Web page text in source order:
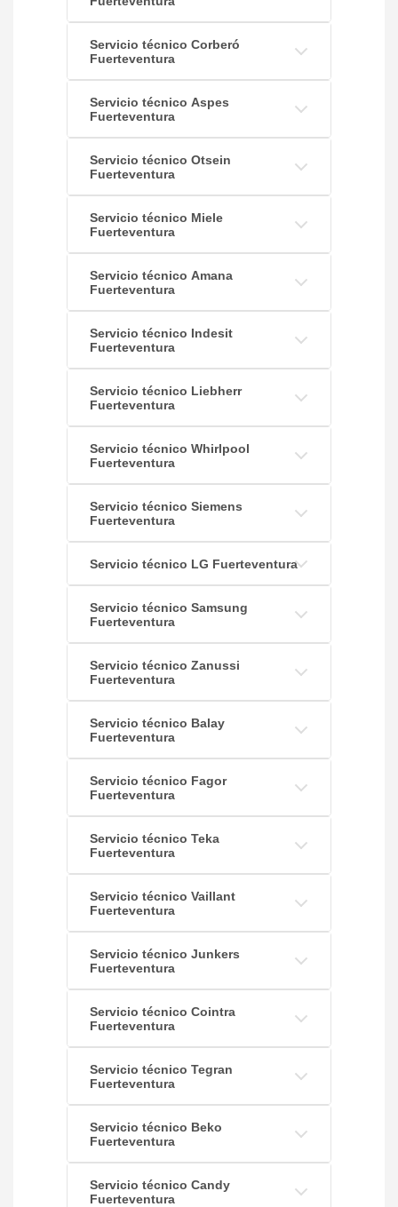
Servicio técnico Corberó
Fuerteventura
Servicio técnico Aspes
Fuerteventura
Servicio técnico Otsein
Fuerteventura
Servicio técnico Miele
Fuerteventura
Servicio técnico Amana
Fuerteventura
Servicio técnico Indesit
Fuerteventura
Servicio técnico Liebherr
Fuerteventura
Servicio técnico Whirlpool
Fuerteventura
Servicio técnico Siemens
Fuerteventura
Servicio técnico LG Fuerteventura
Servicio técnico Samsung
Fuerteventura
Servicio técnico Zanussi
Fuerteventura
Servicio técnico Balay
Fuerteventura
Servicio técnico Fagor
Fuerteventura
Servicio técnico Teka
Fuerteventura
Servicio técnico Vaillant
Fuerteventura
Servicio técnico Junkers
Fuerteventura
Servicio técnico Cointra
Fuerteventura
Servicio técnico Tegran
Fuerteventura
Servicio técnico Beko
Fuerteventura
Servicio técnico Candy
Fuerteventura